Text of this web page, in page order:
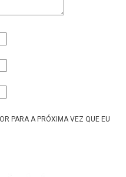
PARA A PRÓXIMA VEZ QUE EU